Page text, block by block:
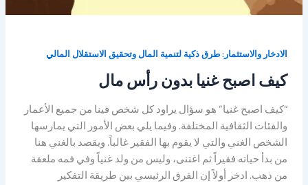
الادخار والاستثمار: طرق ذكية لتنمية المال وتحقيق الاستقلال المالي
كيف اصبح غنيا بدون رأس مال
“كيف اصبح غنيا” هو سؤال يراود كل شخص فينا من جميع الأعمار
والفئات الثقافية المختلفة. وفيما يلي بعض الأمور التي يمارسها
الشخص الغني والتي لا يقوم بها الفقير غالباً. ويقصد بالغني هنا
من بدأ حياته فقيراً ثم اغتنى، وليس من ولد غنياً وفي فمه ملعقة
من ذهب. ادخر أولاً إن الفرق الرئيسي بين طريقة التفكير